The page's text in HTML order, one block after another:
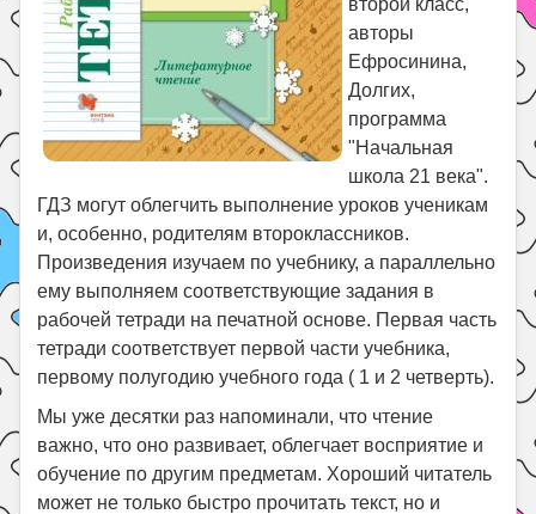
второй класс,
авторы
Ефросинина,
Долгих,
программа
"Начальная
школа 21 века".
ГДЗ могут облегчить выполнение уроков ученикам
и, особенно, родителям второклассников.
Произведения изучаем по учебнику, а параллельно
ему выполняем соответствующие задания в
рабочей тетради на печатной основе. Первая часть
тетради соответствует первой части учебника,
первому полугодию учебного года ( 1 и 2 четверть).
Мы уже десятки раз напоминали, что чтение
важно, что оно развивает, облегчает восприятие и
обучение по другим предметам. Хороший читатель
может не только быстро прочитать текст, но и